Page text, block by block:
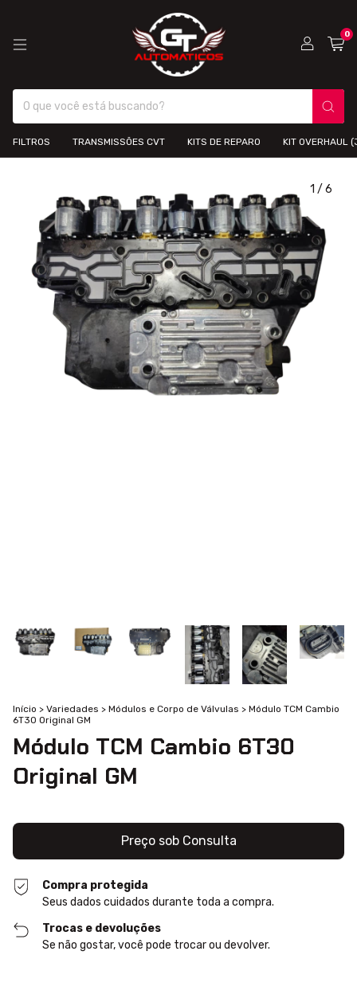
0
FILTROS TRANSMISSÕES CVT KITS DE REPARO KIT OVERHAUL
1 / 6
Início > Variedades > Módulos e Corpo de Válvulas > Módulo TCM Cambio
6T30 Original GM
Módulo TCM Cambio 6T30
Original GM
Compra protegida
Seus dados cuidados durante toda a compra.
Trocas e devoluções
Se não gostar, você pode trocar ou devolver.